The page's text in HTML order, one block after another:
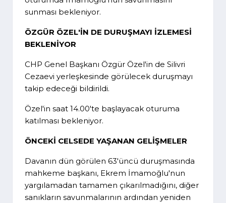
sunması bekleniyor.
ÖZGÜR ÖZEL'İN DE DURUŞMAYI İZLEMESİ
BEKLENİYOR
CHP Genel Başkanı Özgür Özel'in de Silivri
Cezaevi yerleşkesinde görülecek duruşmayı
takip edeceği bildirildi.
Özel'in saat 14.00'te başlayacak oturuma
katılması bekleniyor.
ÖNCEKİ CELSEDE YAŞANAN GELİŞMELER
Davanın dün görülen 63'üncü duruşmasında
mahkeme başkanı, Ekrem İmamoğlu'nun
yargılamadan tamamen çıkarılmadığını, diğer
sanıkların savunmalarının ardından yeniden